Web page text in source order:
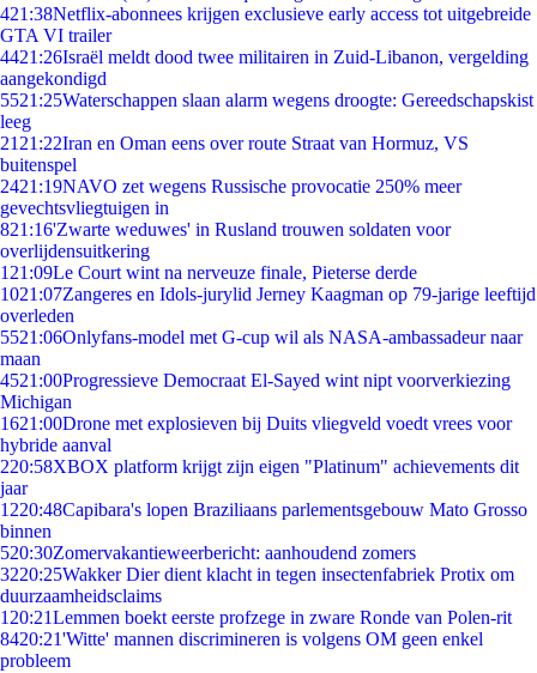
421:38Netflix-abonnees krijgen exclusieve early access tot uitgebreide
GTA VI trailer
4421:26Israël meldt dood twee militairen in Zuid-Libanon, vergelding
aangekondigd
5521:25Waterschappen slaan alarm wegens droogte: Gereedschapskist
leeg
21 21:22Iran en Oman eens over route Straat van Hormuz, VS
buitenspel
2421:19NAVO zet wegens Russische provocatie 250% meer
gevechtsvliegtuigen in
821:16'Zwarte weduwes' in Rusland trouwen soldaten voor
overlijdensuitkering
1 21:09Le Court wint na nerveuze finale, Pieterse derde
1021:07Zangeres en Idols-jurylid Jerney Kaagman op 79-jarige leeftijd
overleden
5521:06Onlyfans-model met G-cup wil als NASA-ambassadeur naar
maan
4521:00Progressieve Democraat El-Sayed wint nipt voorverkiezing
Michigan
1621:00Drone met explosieven bij Duits vliegveld voedt vrees voor
hybride aanval
220:58XBOX platform krijgt zijn eigen "Platinum" achievements dit
jaar
1220:48Capibara's lopen Braziliaans parlementsgebouw Mato Grosso
binnen
520:30Zomervakantieweerbericht: aanhoudend zomers
3220:25Wakker Dier dient klacht in tegen insectenfabriek Protix om
duurzaamheidsclaims
1 20:21Lemmen boekt eerste profzege in zware Ronde van Polen-rit
8420:21'Witte' mannen discrimineren is volgens OM geen enkel
probleem